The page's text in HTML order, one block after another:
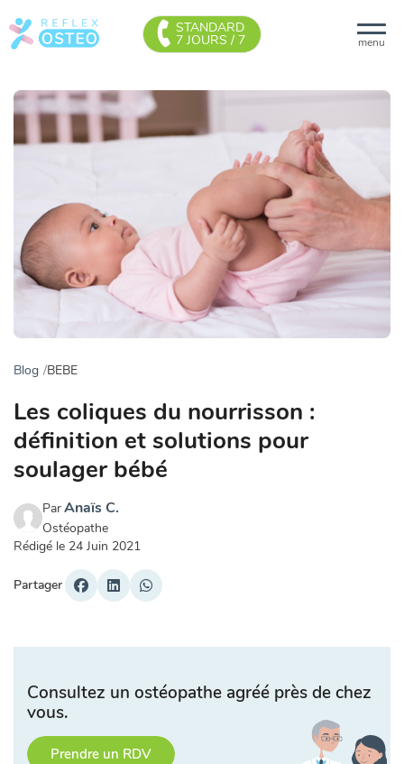
menu
STANDARD
7 JOURS / 7
Blog BEBE
Les coliques du nourrisson :
définition et solutions pour
soulager bébé
ParAnaïs C.
Ostéopathe
Rédigé le 24 Juin 2021
Partager
Consultez un ostéopathe agréé près de chez
vous.
Prendre un RDV